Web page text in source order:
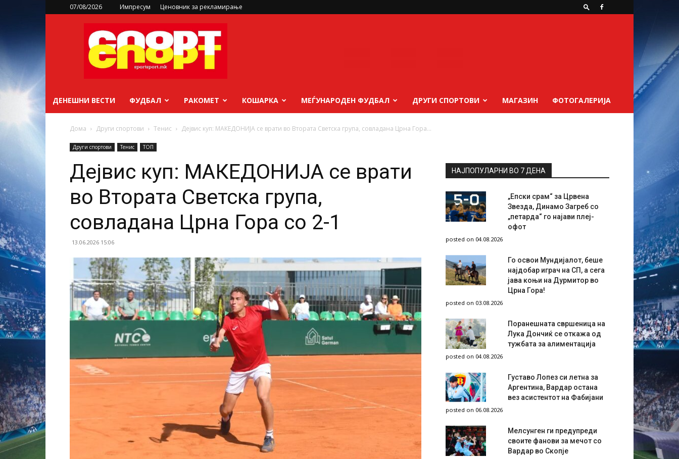
07/08/2026 Импресум Ценовник за рекламирање
sportsport.mk
ДЕНЕШНИ ВЕСТИ ФУДБАЛ РАКОМЕТ КОШАРКА МЕЃУНАРОДЕН ФУДБАЛ ДРУГИ СПОРТОВИ МАГАЗИН ФОТОГАЛЕРИЈА
Дома Други спортови Тенис Дејвис куп: МАКЕДОНИЈА се врати во Втората Светска група, совладана Црна Гора...
Други спортови Тенис ТОП
Дејвис куп: МАКЕДОНИЈА се врати
во Втората Светска група,
совладана Црна Гора со 2-1
13.06.2026 15:06
НАЈПОПУЛАРНИ ВО 7 ДЕНА
„Епски срам“ за Црвена
Звезда, Динамо Загреб со
„петарда“ го најави плеј-
офот
posted on 04.08.2026
Го освои Мундијалот, беше
најдобар играч на СП, а сега
јава коњи на Дурмитор во
Црна Гора!
posted on 03.08.2026
Поранешната свршеница на
Лука Дончиќ се откажа од
тужбата за алиментација
posted on 04.08.2026
Густаво Лопез си летна за
Аргентина, Вардар остана
вез асистентот на Фабијани
posted on 06.08.2026
Мелсунген ги предупреди
своите фанови за мечот со
Вардар во Скопје